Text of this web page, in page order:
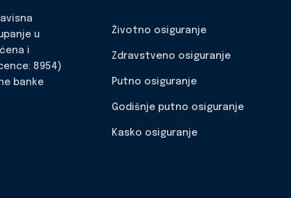
u
i
8954)
banke
Životno osiguranje
Zdravstveno osiguranje
Putno osiguranje
Godišnje putno osiguranje
Kasko osiguranje